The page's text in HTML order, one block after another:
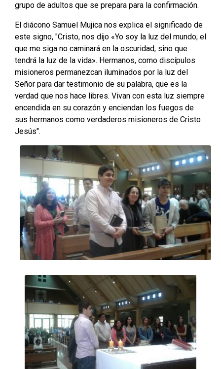
grupo de adultos que se prepara para la confirmación.
El diácono Samuel Mujica nos explica el significado de
este signo, "Cristo, nos dijo «Yo soy la luz del mundo; el
que me siga no caminará en la oscuridad, sino que
tendrá la luz de la vida». Hermanos, como discípulos
misioneros permanezcan iluminados por la luz del
Señor para dar testimonio de su palabra, que es la
verdad que nos hace libres. Vivan con esta luz siempre
encendida en su corazón y enciendan los fuegos de
sus hermanos como verdaderos misioneros de Cristo
Jesús".